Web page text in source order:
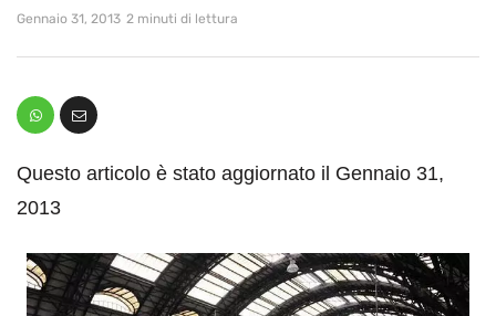
Gennaio 31, 2013 2 minuti di lettura
Questo articolo è stato aggiornato il Gennaio 31,
2013